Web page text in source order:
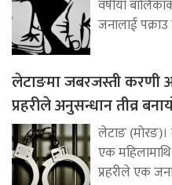
वर्षीया
जनालाई पक्राउ
लेटाङमा जबरजस्ती करणी
प्रहरीले अनुसन्धान तीव्र
लेटाङ
एक
प्रहरीले एक